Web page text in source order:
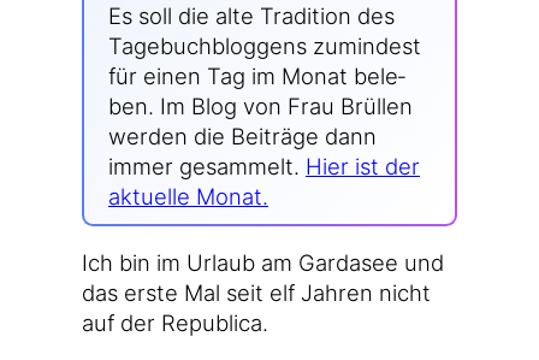
Es soll die alte Tra­di­ti­on des
Tage­buch­blog­gens zumin­dest
für einen Tag im Monat bele­
ben. Im Blog von Frau Brül­len
wer­den die Bei­trä­ge dann
immer gesam­melt. Hier ist der
aktu­el­le Monat.
Ich bin im Urlaub am Gar­da­see und
das ers­te Mal seit elf Jah­ren nicht
auf der Republica.